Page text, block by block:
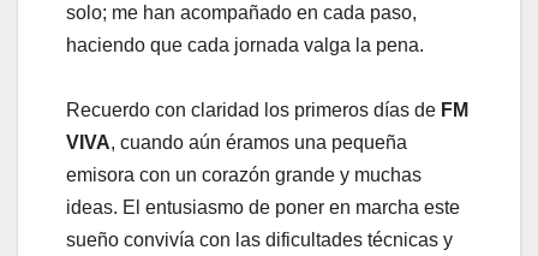
solo; me han acompañado en cada paso,
haciendo que cada jornada valga la pena.
Recuerdo con claridad los primeros días de FM
VIVA, cuando aún éramos una pequeña
emisora con un corazón grande y muchas
ideas. El entusiasmo de poner en marcha este
sueño convivía con las dificultades técnicas y